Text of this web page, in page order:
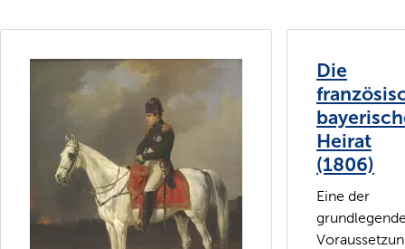
Die
Heirat
(1806)
Eine der